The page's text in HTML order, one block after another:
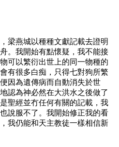
梁燕城以種種文獻記載去證明
。我開始有點懷疑，我不能接
可以繁衍出世上的同一物種的
有很多白痴，只得七對狗所繁
因為遺傳病而自動消失於世
認為神必然在大洪水之後做了
聖經並冇任何有關的記載，我
說服不了。我開始修正我的看
我仍能和天主教徒一樣相信新